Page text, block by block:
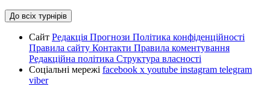
До всіх турнірів
Сайт Редакція Прогнози Політика конфіденційності
Правила сайту Контакти Правила коментування
Редакційна політика Структура власності
Соціальні мережі facebook x youtube instagram telegram
viber